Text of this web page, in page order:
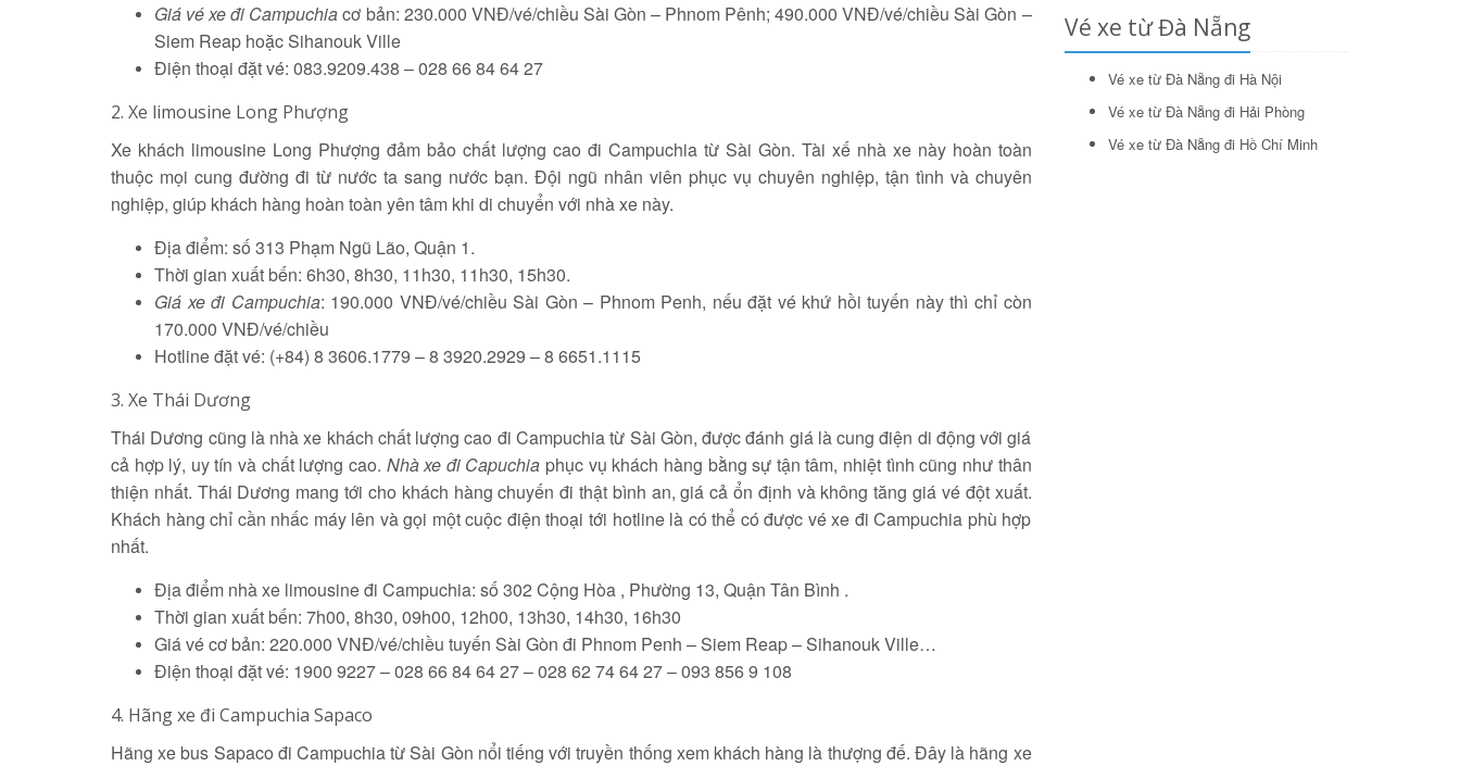
Giá vé xe đi Campuchiacơ bản: 230.000 VNĐ/vé/chiều Sài Gòn – Phnom Pênh; 490.000 VNĐ/vé/chiều Sài Gòn –
Siem Reap hoặc Sihanouk Ville
Điện thoại đặt vé: 083.9209.438 – 028 66 84 64 27
2. Xe limousine Long Phượng
Xe khách limousine Long Phượng đảm bảo chất lượng cao đi Campuchia từ Sài Gòn. Tài xế nhà xe này hoàn toàn
thuộc mọi cung đường đi từ nước ta sang nước bạn. Đội ngũ nhân viên phục vụ chuyên nghiệp, tận tình và chuyên
nghiệp, giúp khách hàng hoàn toàn yên tâm khi di chuyển với nhà xe này.
Địa điểm: số 313 Phạm Ngũ Lão, Quận 1.
Thời gian xuất bến: 6h30, 8h30, 11h30, 11h30, 15h30.
Giá xe đi Campuchia: 190.000 VNĐ/vé/chiều Sài Gòn – Phnom Penh, nếu đặt vé khứ hồi tuyến này thì chỉ còn
170.000 VNĐ/vé/chiều
Hotline đặt vé: (+84) 8 3606.1779 – 8 3920.2929 – 8 6651.1115
3. Xe Thái Dương
Thái Dương cũng là nhà xe khách chất lượng cao đi Campuchia từ Sài Gòn, được đánh giá là cung điện di động với giá
cả hợp lý, uy tín và chất lượng cao. Nhà xe đi Capuchia phục vụ khách hàng bằng sự tận tâm, nhiệt tình cũng như thân
thiện nhất. Thái Dương mang tới cho khách hàng chuyến đi thật bình an, giá cả ổn định và không tăng giá vé đột xuất.
Khách hàng chỉ cần nhấc máy lên và gọi một cuộc điện thoại tới hotline là có thể có được vé xe đi Campuchia phù hợp
nhất.
Địa điểm nhà xe limousine đi Campuchia: số 302 Cộng Hòa , Phường 13, Quận Tân Bình .
Thời gian xuất bến: 7h00, 8h30, 09h00, 12h00, 13h30, 14h30, 16h30
Giá vé cơ bản: 220.000 VNĐ/vé/chiều tuyến Sài Gòn đi Phnom Penh – Siem Reap – Sihanouk Ville…
Điện thoại đặt vé: 1900 9227 – 028 66 84 64 27 – 028 62 74 64 27 – 093 856 9 108
4. Hãng xe đi Campuchia Sapaco
Hãng xe bus Sapaco đi Campuchia từ Sài Gòn nổi tiếng với truyền thống xem khách hàng là thượng đế. Đây là hãng xe
Vé xe từ Đà Nẵng
Vé xe từ Đà Nẵng đi Hà Nội
Vé xe từ Đà Nẵng đi Hải Phòng
Vé xe từ Đà Nẵng đi Hồ Chí Minh